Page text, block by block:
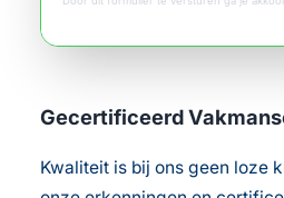
Gecertificeerd
Kwaliteit is bij ons geen loze